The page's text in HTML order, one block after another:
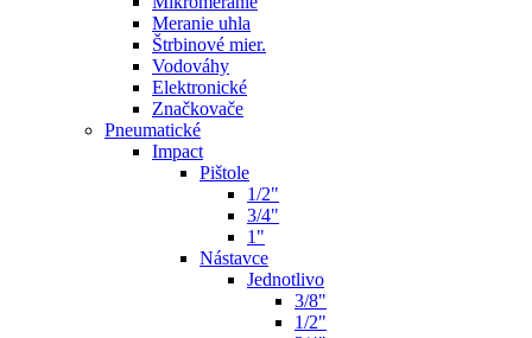
Meranie uhla
Štrbinové mier.
Vodováhy
Elektronické
Značkovače
Pneumatické
Impact
Pištole
1/2"
3/4"
1"
Nástavce
Jednotlivo
3/8"
1/2"